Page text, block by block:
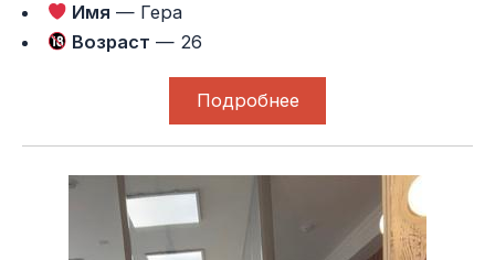
Имя — Гера
Возраст — 26
Подробнее